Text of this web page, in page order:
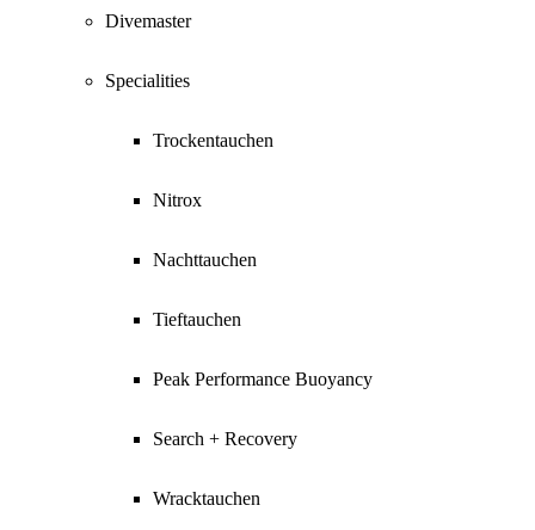
Divemaster
Specialities
Trockentauchen
Nitrox
Nachttauchen
Tieftauchen
Peak Performance Buoyancy
Search + Recovery
Wracktauchen